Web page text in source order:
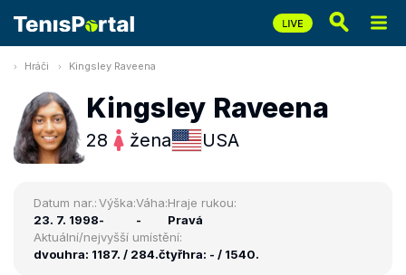
Hráči Kingsley Raveena
Kingsley Raveena
28 žena USA
Datum nar.:
23. 7. 1998
Výška:
-
Váha:
-
Hraje rukou:
Pravá
Aktuální/nejvyšší umístění:
dvouhra: 1187. / 284.čtyřhra: - / 1540.